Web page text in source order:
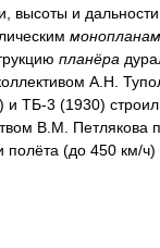
высоты и
планёра
А.Н.
ТБ-3 (1930)
В.М. Петлякова
(до 450 км/ч)